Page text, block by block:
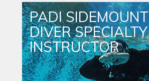
PADI SIDEMOUNT
DIVER SPECIALTY
INSTRUCTOR